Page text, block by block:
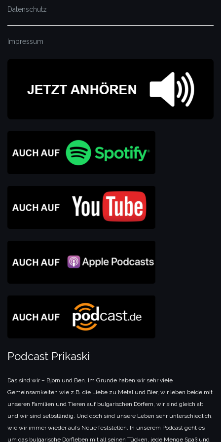
Datenschutz
Impressum
Podcast Prikaski
Das sind wir – Björn und Ben. Im Grunde haben wir sehr viele
Gemeinsamkeiten wie z.B. die Liebe zu Metal und Bier, wir leben beide mit
unseren Familien und Tieren auf bulgarischen Dörfern, wir sind gleich alt
und wir sind selbständig. Und doch sind unsere Leben sehr unterschiedlich,
wie wir immer wieder aufs Neue feststellen. In unserem Podcast geht es
um das bulgarische Dorfleben mit all seinen Tücken, jede Menge Spaß und